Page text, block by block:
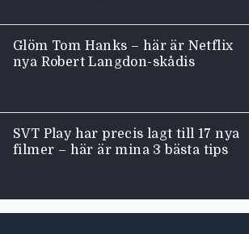
Glöm Tom Hanks – här är Netflix
nya Robert Langdon-skådis
SVT Play har precis lagt till 17 nya
filmer – här är mina 3 bästa tips